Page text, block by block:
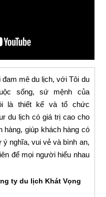
mê du lịch, với Tôi du
sống, sứ mệnh của
là thiết kế và tổ chức
du lịch có giá trị cao cho
hàng, giúp khách hàng có
nghĩa, vui vẻ và bình an,
để mọi người hiểu nhau
ty du lịch Khát Vọng